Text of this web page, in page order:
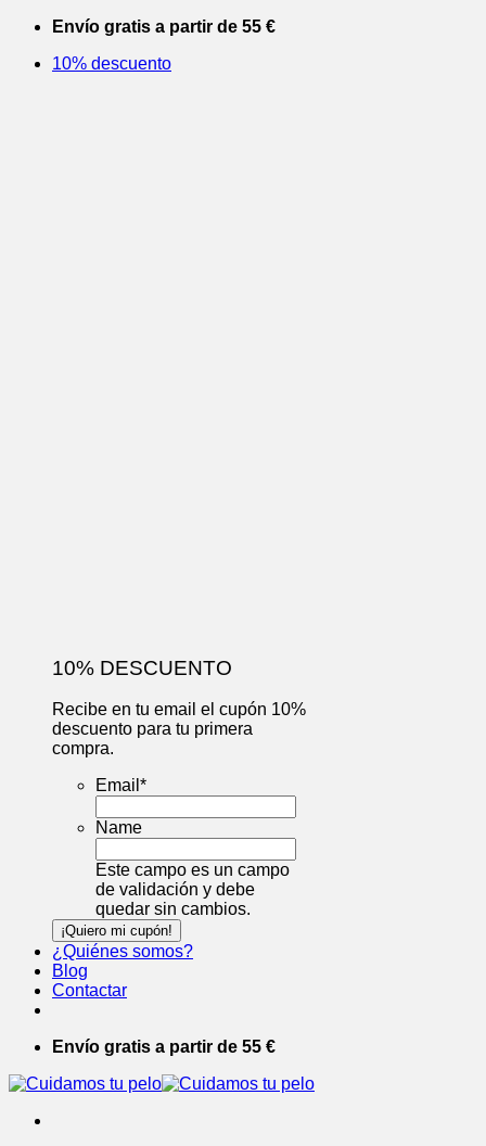
Saltar
contenido
Envío gratis a partir de 55 €
10% descuento
10% DESCUENTO
Recibe en tu email el cupón 10%
descuento para tu primera
compra.
Email *
Name
Este campo es un campo
de validación y debe
quedar sin cambios.
¿Quiénes somos?
Blog
Contactar
Envío gratis a partir de 55 €